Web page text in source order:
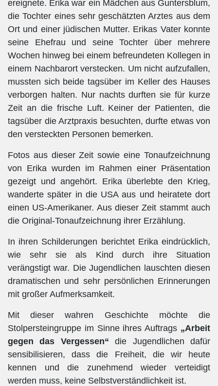
ereignete. Erika war ein Mädchen aus Guntersblum,
die Tochter eines sehr geschätzten Arztes aus dem
Ort und einer jüdischen Mutter. Erikas Vater konnte
seine Ehefrau und seine Tochter über mehrere
Wochen hinweg bei einem befreundeten Kollegen in
einem Nachbarort verstecken. Um nicht aufzufallen,
mussten sich beide tagsüber im Keller des Hauses
verborgen halten. Nur nachts durften sie für kurze
Zeit an die frische Luft. Keiner der Patienten, die
tagsüber die Arztpraxis besuchten, durfte etwas von
den versteckten Personen bemerken.
Fotos aus dieser Zeit sowie eine Tonaufzeichnung
von Erika wurden im Rahmen einer Präsentation
gezeigt und angehört. Erika überlebte den Krieg,
wanderte später in die USA aus und heiratete dort
einen US-Amerikaner. Aus dieser Zeit stammt auch
die Original-Tonaufzeichnung ihrer Erzählung.
In ihren Schilderungen berichtet Erika eindrücklich,
wie sehr sie als Kind durch ihre Situation
verängstigt war. Die Jugendlichen lauschten diesen
dramatischen und sehr persönlichen Erinnerungen
mit großer Aufmerksamkeit.
Mit dieser wahren Geschichte möchte die
Stolpersteingruppe im Sinne ihres Auftrags „Arbeit
gegen das Vergessen“ die Jugendlichen dafür
sensibilisieren, dass die Freiheit, die wir heute
kennen und die zunehmend wieder verteidigt
werden muss, keine Selbstverständlichkeit ist.